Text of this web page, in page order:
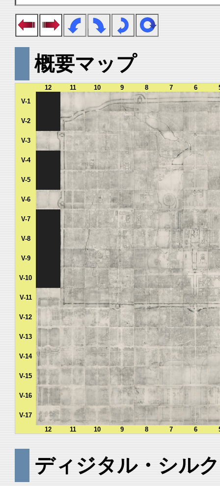
概要マップ
12 11 10 9 8 7 6
V-1
V-2
V-3
V-4
V-5
V-6
V-7
V-8
V-9
V-10
V-11
V-12
V-13
V-14
V-15
V-16
V-17
12
11 10 9 8 7 6
ディジタル・シル